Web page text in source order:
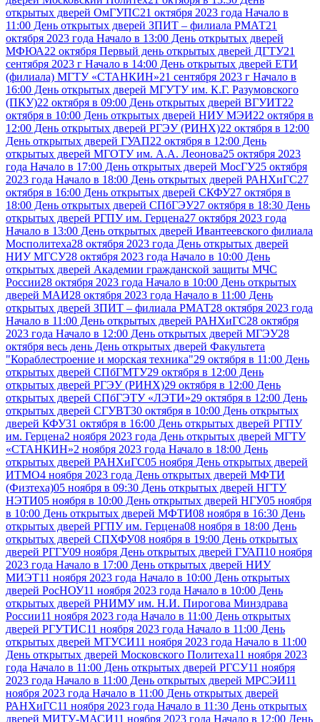
открытых дверей ОмГУПС21 октября 2023 года Начало в
11:00 День открытых дверей ЗПИТ – филиала РМАТ21
октября 2023 года Начало в 13:00 День открытых дверей
МФЮА22 октября Первый день открытых дверей ДГТУ21
сентября 2023 г Начало в 14:00 День открытых дверей ЕТИ
(филиала) МГТУ «СТАНКИН»21 сентября 2023 г Начало в
16:00 День открытых дверей МГУТУ им. К.Г. Разумовского
(ПКУ)22 октября в 09:00 День открытых дверей ВГУИТ22
октября в 10:00 День открытых дверей НИУ МЭИ22 октября в
12:00 День открытых дверей РГЭУ (РИНХ)22 октября в 12:00
День открытых дверей ГУАП22 октября в 12:00 День
открытых дверей МГОТУ им. А.А. Леонова25 октября 2023
года Начало в 17:00 День открытых дверей МосГУ25 октября
2023 года Начало в 18:00 День открытых дверей РАНХиГС27
октября в 16:00 День открытых дверей СКФУ27 октября в
18:00 День открытых дверей СПбГЭУ27 октября в 18:30 День
открытых дверей РГПУ им. Герцена27 октября 2023 года
Начало в 13:00 День открытых дверей Ивантеевского филиала
Мосполитеха28 октября 2023 года День открытых дверей
НИУ МГСУ28 октября 2023 года Начало в 10:00 День
открытых дверей Академии гражданской защиты МЧС
России28 октября 2023 года Начало в 10:00 День открытых
дверей МАИ28 октября 2023 года Начало в 11:00 День
открытых дверей ЗПИТ – филиала РМАТ28 октября 2023 года
Начало в 11:00 День открытых дверей РАНХиГС28 октября
2023 года Начало в 12:00 День открытых дверей МГЭУ28
октября весь день День открытых дверей Факультета
"Кораблестроение и морская техника"29 октября в 11:00 День
открытых дверей СПбГМТУ29 октября в 12:00 День
открытых дверей РГЭУ (РИНХ)29 октября в 12:00 День
открытых дверей СПбГЭТУ «ЛЭТИ»29 октября в 12:00 День
открытых дверей СГУВТ30 октября в 10:00 День открытых
дверей КФУ31 октября в 16:00 День открытых дверей РГПУ
им. Герцена2 ноября 2023 года День открытых дверей МГТУ
«СТАНКИН»2 ноября 2023 года Начало в 18:00 День
открытых дверей РАНХиГС05 ноября День открытых дверей
ИТМО4 ноября 2023 года День открытых дверей МФТИ
(Физтеха)05 ноября в 09:30 День открытых дверей НГТУ
НЭТИ05 ноября в 10:00 День открытых дверей НГУ05 ноября
в 10:00 День открытых дверей МФТИ08 ноября в 16:30 День
открытых дверей РГПУ им. Герцена08 ноября в 18:00 День
открытых дверей СПХФУ08 ноября в 19:00 День открытых
дверей РГГУ09 ноября День открытых дверей ГУАП10 ноября
2023 года Начало в 17:00 День открытых дверей НИУ
МИЭТ11 ноября 2023 года Начало в 10:00 День открытых
дверей РосНОУ11 ноября 2023 года Начало в 10:00 День
открытых дверей РНИМУ им. Н.И. Пирогова Минздрава
России11 ноября 2023 года Начало в 11:00 День открытых
дверей РГУТИС11 ноября 2023 года Начало в 11:00 День
открытых дверей МТУСИ11 ноября 2023 года Начало в 11:00
День открытых дверей Московского Политеха11 ноября 2023
года Начало в 11:00 День открытых дверей РГСУ11 ноября
2023 года Начало в 11:00 День открытых дверей МРСЭИ11
ноября 2023 года Начало в 11:00 День открытых дверей
РАНХиГС11 ноября 2023 года Начало в 11:30 День открытых
дверей МИТУ-МАСИ11 ноября 2023 года Начало в 12:00 День